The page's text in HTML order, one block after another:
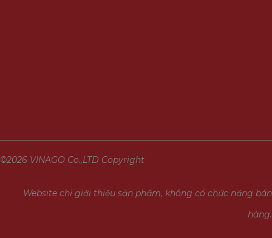
©2026 VINAGO Co.,LTD Copyright
Website chỉ giới thiệu sản phẩm, không có chức năng bán
hàng.